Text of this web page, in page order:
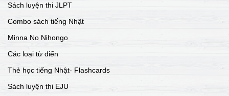
Sách luyện thi JLPT
Combo sách tiếng Nhật
Minna No Nihongo
Các loại từ điển
Thẻ học tiếng Nhật- Flashcards
Sách luyện thi EJU